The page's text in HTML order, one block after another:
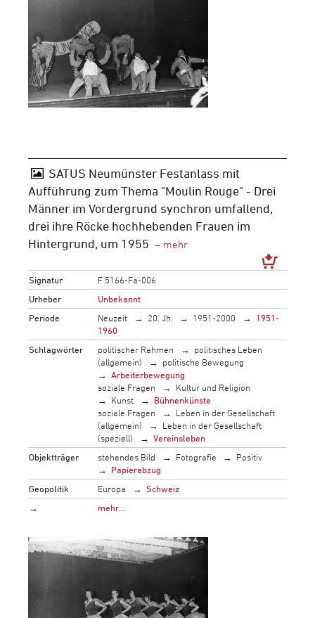
SATUS Neumünster Festanlass mit
Aufführung zum Thema "Moulin Rouge" - Drei
Männer im Vordergrund synchron umfallend,
drei ihre Röcke hochhebenden Frauen im
Hintergrund, um 1955
Signatur
F 5166-Fa-006
Urheber
Unbekannt
Periode
Neuzeit 20. Jh. 1951-2000
1951-
1960
Schlagwörter
politischer Rahmen
politisches Leben
(allgemein)
politische Bewegung
Arbeiterbewegung
soziale Fragen
Kultur und Religion
Kunst
Bühnenkünste
soziale Fragen
Leben in der Gesellschaft
(allgemein)
Leben in der Gesellschaft
(speziell)
Vereinsleben
Objektträger
stehendes Bild Fotografie
Positiv
Papierabzug
Geopolitik
Europa
Schweiz
→
mehr…